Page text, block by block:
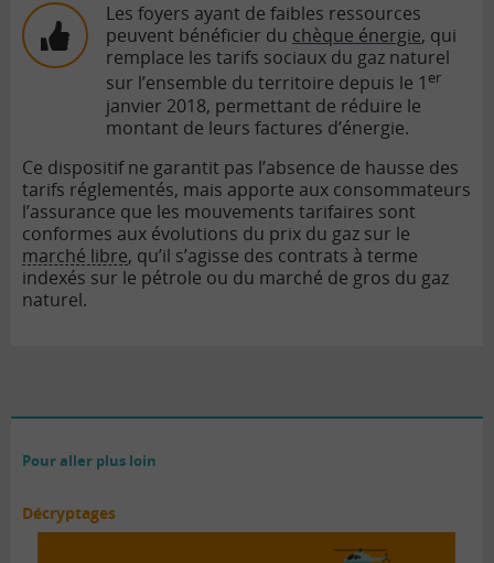
Les foyers ayant de faibles ressources
peuvent bénéficier du chèque énergie, qui
remplace les tarifs sociaux du gaz naturel
sur l’ensemble du territoire depuis le 1 er
janvier 2018, permettant de réduire le
montant de leurs factures d’énergie.
Ce dispositif ne garantit pas l’absence de hausse des
tarifs réglementés, mais apporte aux consommateurs
l’assurance que les mouvements tarifaires sont
conformes aux évolutions du prix du gaz sur le
marché libre, qu’il s’agisse des contrats à terme
indexés sur le pétrole ou du marché de gros du gaz
naturel.
Pour aller plus loin
Décryptages